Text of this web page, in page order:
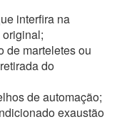
interfira na
de marteletes ou
do
de automação;
exaustão